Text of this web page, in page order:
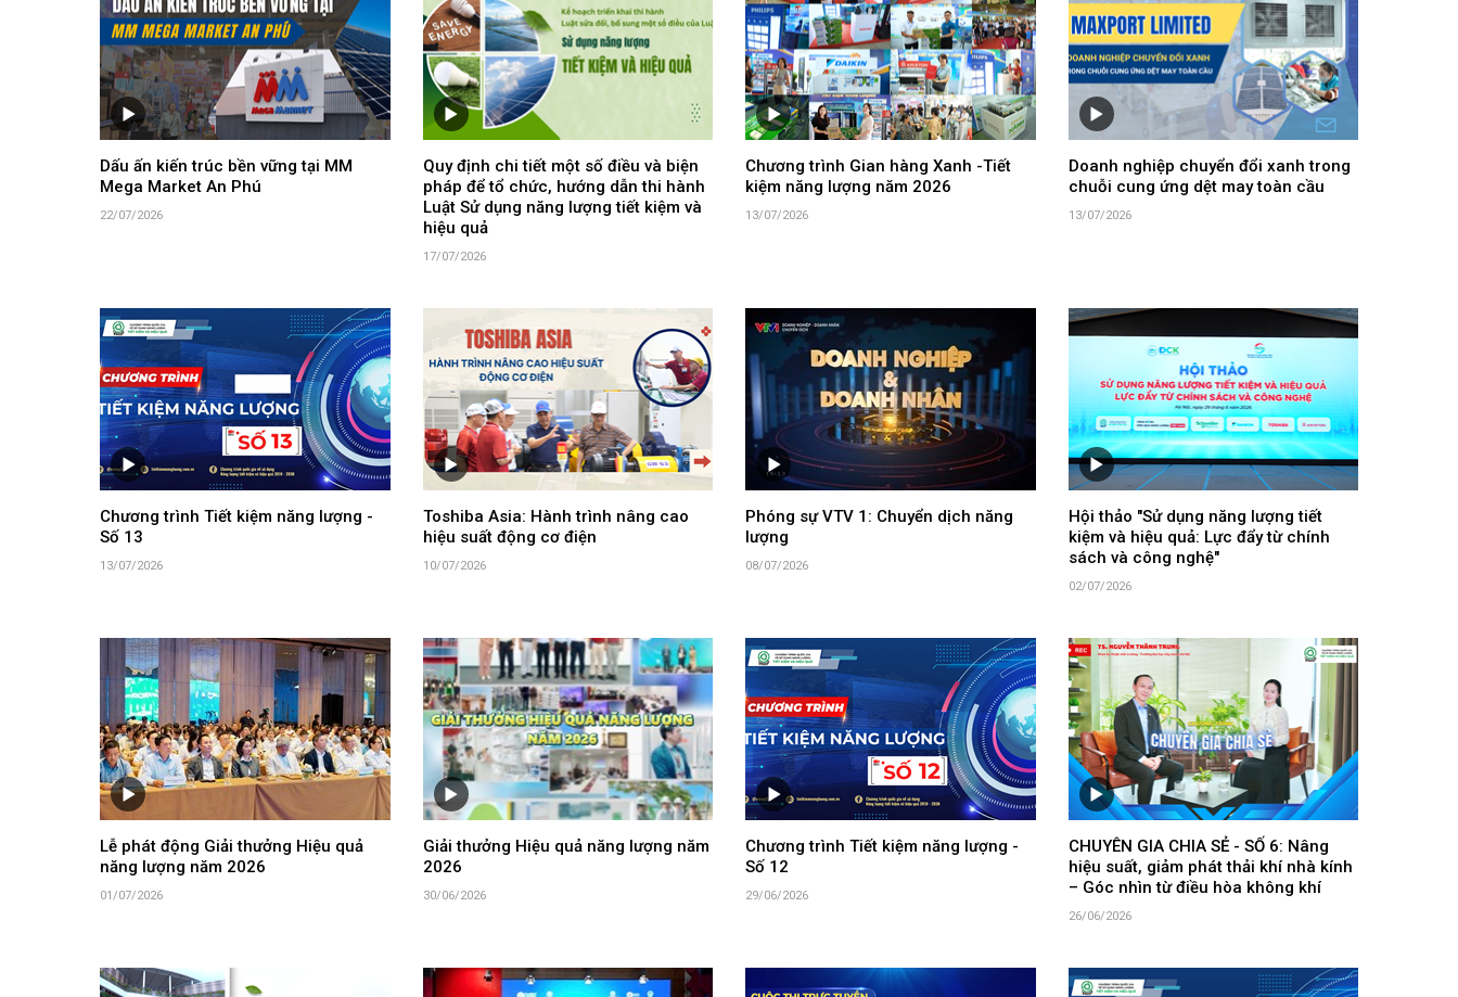
Dấu ấn kiến trúc bền vững tại MM
Mega Market An Phú
22/07/2026
Quy định chi tiết một số điều và biện
pháp để tổ chức, hướng dẫn thi hành
Luật Sử dụng năng lượng tiết kiệm và
hiệu quả
17/07/2026
Chương trình Gian hàng Xanh -Tiết
kiệm năng lượng năm 2026
13/07/2026
Doanh nghiệp chuyển đổi xanh trong
chuỗi cung ứng dệt may toàn cầu
13/07/2026
Chương trình Tiết kiệm năng lượng -
Số 13
13/07/2026
Toshiba Asia: Hành trình nâng cao
hiệu suất động cơ điện
10/07/2026
Phóng sự VTV 1: Chuyển dịch năng
lượng
08/07/2026
Hội thảo "Sử dụng năng lượng tiết
kiệm và hiệu quả: Lực đẩy từ chính
sách và công nghệ"
02/07/2026
Lễ phát động Giải thưởng Hiệu quả
năng lượng năm 2026
01/07/2026
Giải thưởng Hiệu quả năng lượng năm
2026
30/06/2026
Chương trình Tiết kiệm năng lượng -
Số 12
29/06/2026
CHUYÊN GIA CHIA SẺ - SỐ 6: Nâng
hiệu suất, giảm phát thải khí nhà kính
– Góc nhìn từ điều hòa không khí
26/06/2026